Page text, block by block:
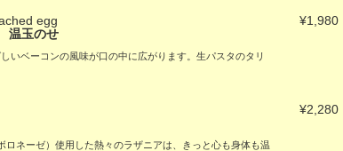
egg
温玉のせ
いベーコンの風味が口の中に広がります。生パスタのタリ
¥1,980
ロネーゼ）使用した熱々のラザニアは、きっと心も身体も温
¥2,280